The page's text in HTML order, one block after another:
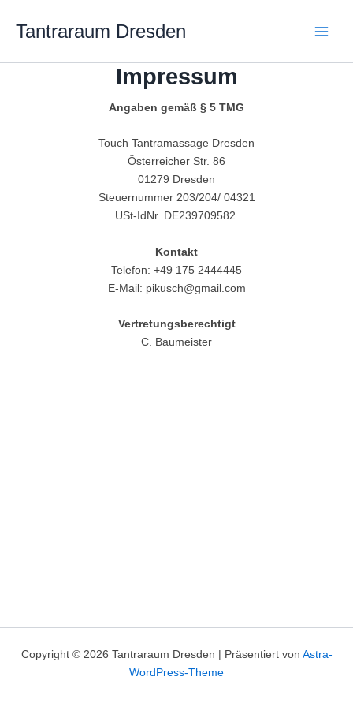
InhaltTantraraum Dresden
Impressum
Angaben gemäß § 5 TMG
Touch Tantramassage Dresden
Österreicher Str. 86
01279 Dresden
Steuernummer 203/204/ 04321
USt-IdNr. DE239709582
Kontakt
Telefon: +49 175 2444445
E-Mail: pikusch@gmail.com
Vertretungsberechtigt
C. Baumeister
Copyright © 2026 Tantraraum Dresden | Präsentiert von Astra-
WordPress-Theme